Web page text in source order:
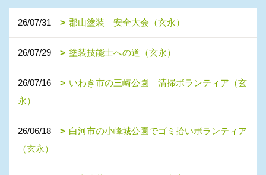
26/07/31 郡山塗装 安全大会（玄永）
26/07/29 塗装技能士への道（玄永）
26/07/16
いわき市の三崎公園 清掃ボランティア（玄
永）
26/06/18
白河市の小峰城公園でゴミ拾いボランティア
（玄永）